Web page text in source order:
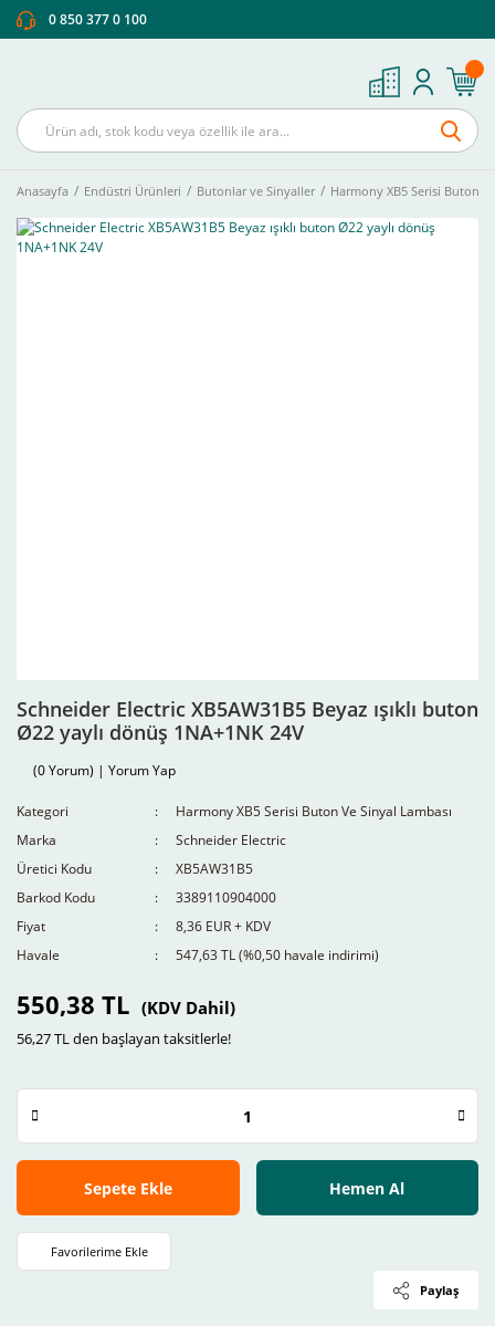
0 850 377 0 100
Anasayfa Endüstri Ürünleri Butonlar ve Sinyaller Harmony XB5 Serisi Buton
Schneider Electric XB5AW31B5 Beyaz ışıklı buton
Ø22 yaylı dönüş 1NA+1NK 24V
(0 Yorum) | Yorum Yap
Kategori
Harmony XB5 Serisi Buton Ve Sinyal Lambası
Marka
Schneider Electric
Üretici Kodu
XB5AW31B5
Barkod Kodu
3389110904000
Fiyat
8,36 EUR + KDV
Havale
547,63 TL (%0,50 havale indirimi)
550,38 TL (KDV Dahil)
56,27 TL den başlayan taksitlerle!
Sepete Ekle Hemen Al
Paylaş